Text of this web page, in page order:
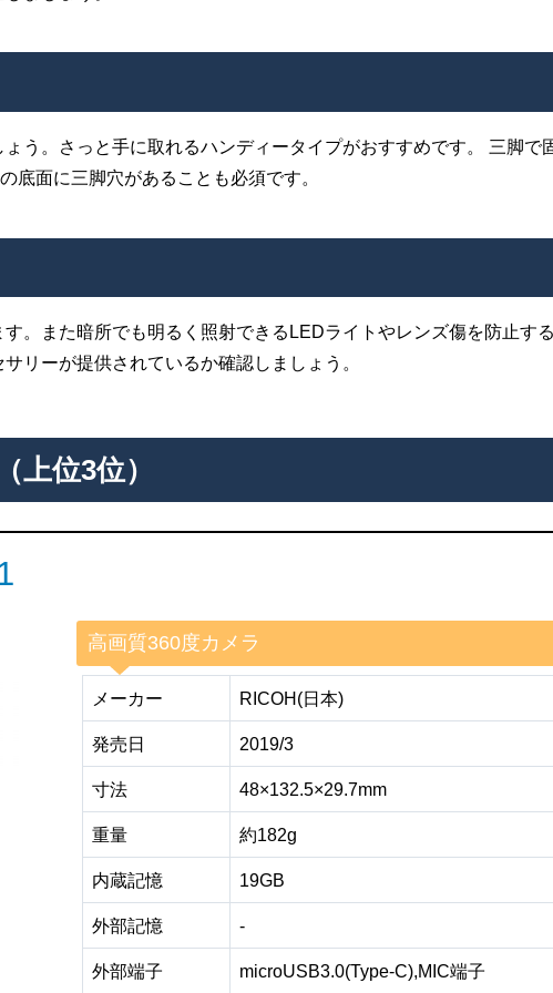
う。さっと手に取れるハンディータイプがおすすめです。 三脚で
底面に三脚穴があることも必須です。
。また暗所でも明るく照射できるLEDライトやレンズ傷を防止す
リーが提供されているか確認しましょう。
上位3位）
高画質360度カメラ
メーカー RICOH(日本)
発売日 2019/3
寸法 48×132.5×29.7mm
重量 約182g
内蔵記憶 19GB
外部記憶 -
外部端子 microUSB3.0(Type-C),MIC端子